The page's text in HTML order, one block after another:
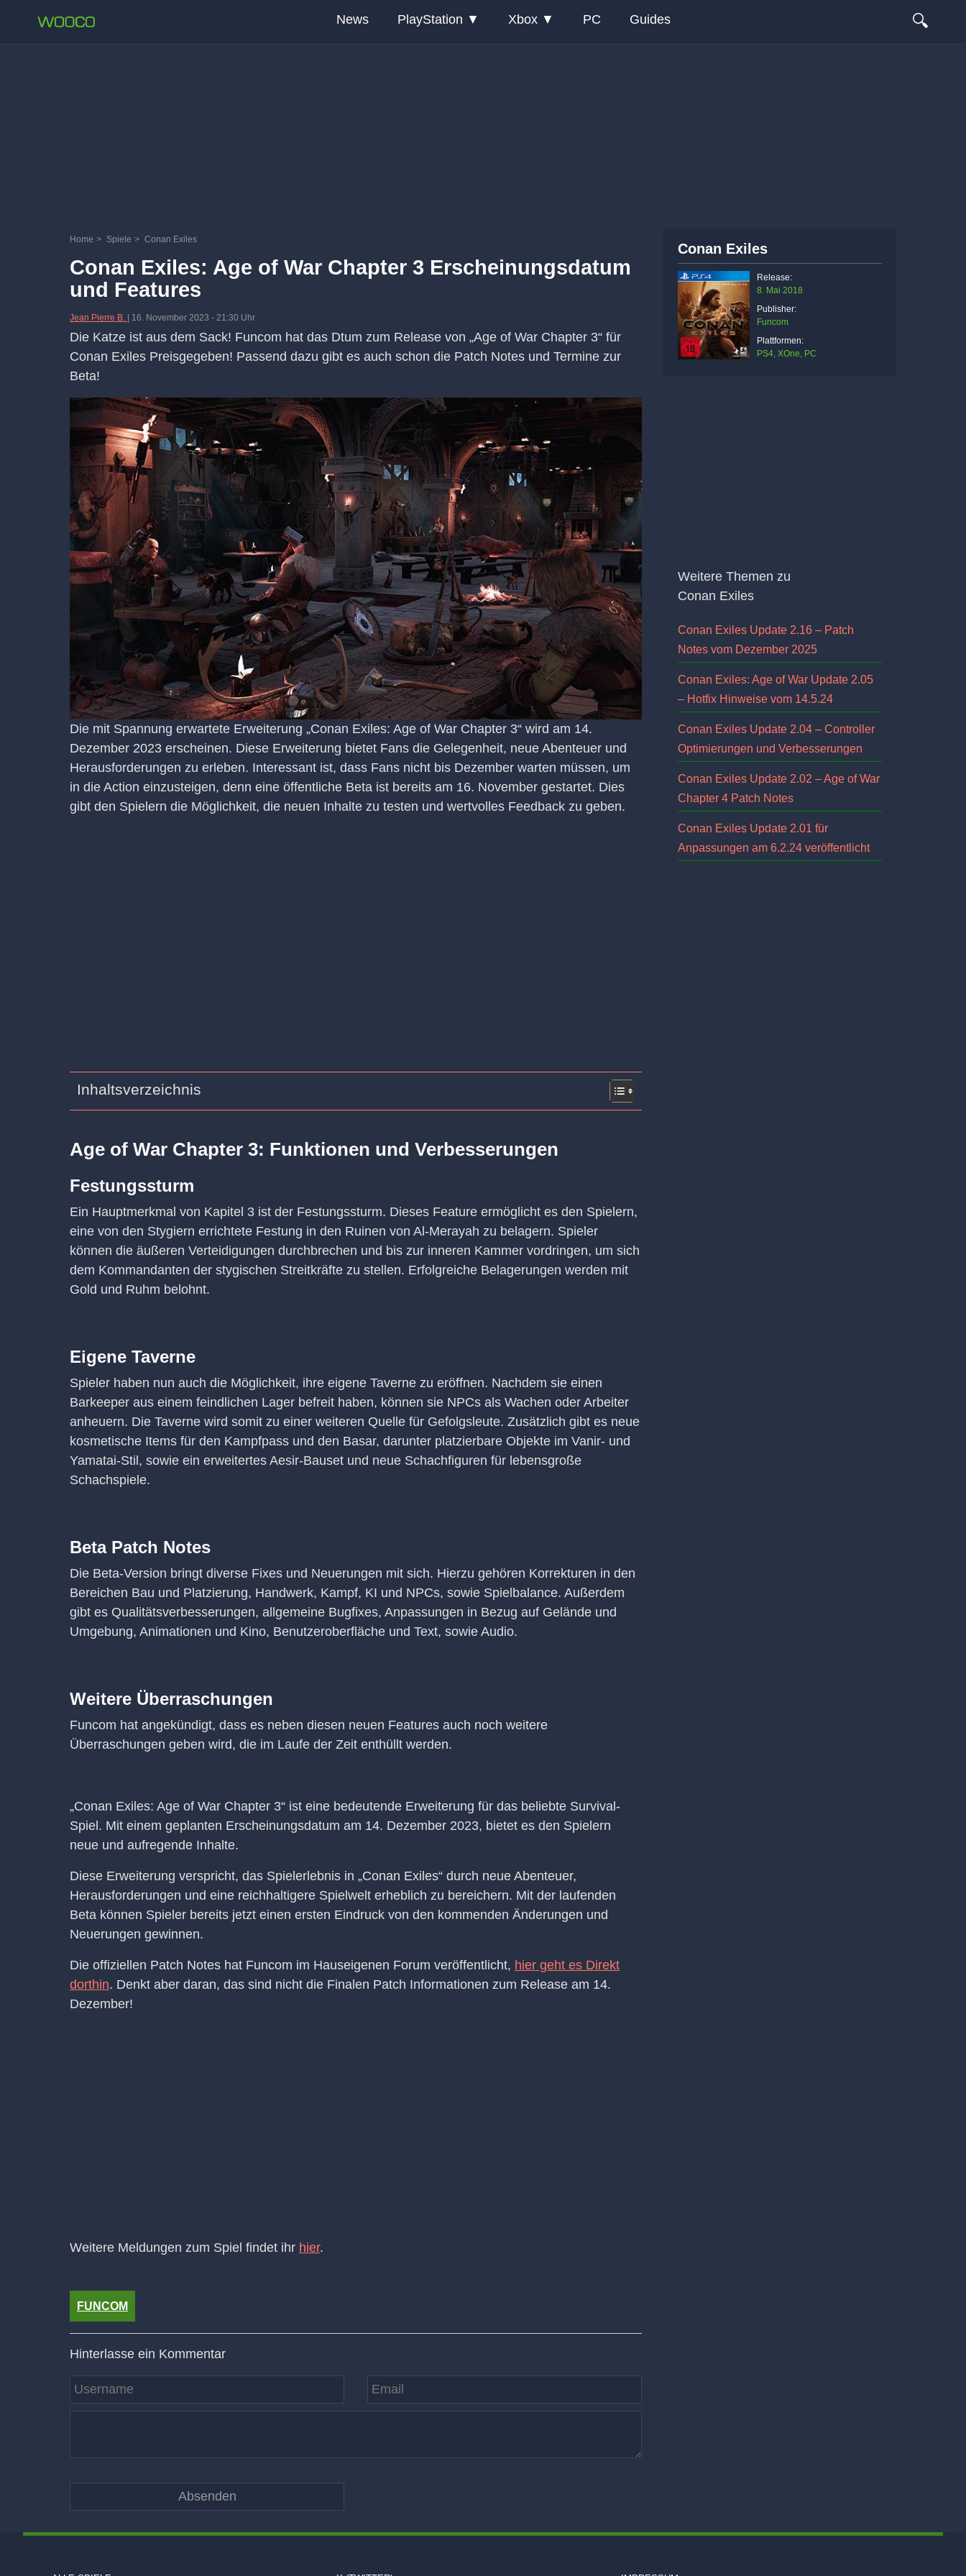
News PlayStation Xbox PC Guides 🔍
Home > Spiele > Conan Exiles
Conan Exiles: Age of War Chapter 3 Erscheinungsdatum
und Features
Jean Pierre B. 16. November 2023 - 21:30 Uhr
Die Katze ist aus dem Sack! Funcom hat das Dtum zum Release von „Age of War Chapter 3“ für
Conan Exiles Preisgegeben! Passend dazu gibt es auch schon die Patch Notes und Termine zur
Beta!
Die mit Spannung erwartete Erweiterung „Conan Exiles: Age of War Chapter 3“ wird am 14.
Dezember 2023 erscheinen. Diese Erweiterung bietet Fans die Gelegenheit, neue Abenteuer und
Herausforderungen zu erleben. Interessant ist, dass Fans nicht bis Dezember warten müssen, um
in die Action einzusteigen, denn eine öffentliche Beta ist bereits am 16. November gestartet. Dies
gibt den Spielern die Möglichkeit, die neuen Inhalte zu testen und wertvolles Feedback zu geben​.
Inhaltsverzeichnis
Age of War Chapter 3: Funktionen und Verbesserungen
Festungssturm
Ein Hauptmerkmal von Kapitel 3 ist der Festungssturm. Dieses Feature ermöglicht es den Spielern,
eine von den Stygiern errichtete Festung in den Ruinen von Al-Merayah zu belagern. Spieler
können die äußeren Verteidigungen durchbrechen und bis zur inneren Kammer vordringen, um sich
dem Kommandanten der stygischen Streitkräfte zu stellen. Erfolgreiche Belagerungen werden mit
Gold und Ruhm belohnt.
Eigene Taverne
Spieler haben nun auch die Möglichkeit, ihre eigene Taverne zu eröffnen. Nachdem sie einen
Barkeeper aus einem feindlichen Lager befreit haben, können sie NPCs als Wachen oder Arbeiter
anheuern. Die Taverne wird somit zu einer weiteren Quelle für Gefolgsleute. Zusätzlich gibt es neue
kosmetische Items für den Kampfpass und den Basar, darunter platzierbare Objekte im Vanir- und
Yamatai-Stil, sowie ein erweitertes Aesir-Bauset und neue Schachfiguren für lebensgroße
Schachspiele.
Beta Patch Notes
Die Beta-Version bringt diverse Fixes und Neuerungen mit sich. Hierzu gehören Korrekturen in den
Bereichen Bau und Platzierung, Handwerk, Kampf, KI und NPCs, sowie Spielbalance. Außerdem
gibt es Qualitätsverbesserungen, allgemeine Bugfixes, Anpassungen in Bezug auf Gelände und
Umgebung, Animationen und Kino, Benutzeroberfläche und Text, sowie Audio.
Weitere Überraschungen
Funcom hat angekündigt, dass es neben diesen neuen Features auch noch weitere
Überraschungen geben wird, die im Laufe der Zeit enthüllt werden.
„Conan Exiles: Age of War Chapter 3“ ist eine bedeutende Erweiterung für das beliebte Survival-
Spiel. Mit einem geplanten Erscheinungsdatum am 14. Dezember 2023, bietet es den Spielern
neue und aufregende Inhalte.
Diese Erweiterung verspricht, das Spielerlebnis in „Conan Exiles“ durch neue Abenteuer,
Herausforderungen und eine reichhaltigere Spielwelt erheblich zu bereichern. Mit der laufenden
Beta können Spieler bereits jetzt einen ersten Eindruck von den kommenden Änderungen und
Neuerungen gewinnen.
Die offiziellen Patch Notes hat Funcom im Hauseigenen Forum veröffentlicht, hier geht es Direkt
dorthin. Denkt aber daran, das sind nicht die Finalen Patch Informationen zum Release am 14.
Dezember!
Weitere Meldungen zum Spiel findet ihr hier.
FUNCOM
Hinterlasse ein Kommentar
Conan Exiles
Release:
8. Mai 2018
Publisher:
Funcom
Plattformen:
PS4, XOne, PC
Weitere Themen zu
Conan Exiles
Conan Exiles Update 2.16 – Patch
Notes vom Dezember 2025
Conan Exiles: Age of War Update 2.05
– Hotfix Hinweise vom 14.5.24
Conan Exiles Update 2.04 – Controller
Optimierungen und Verbesserungen
Conan Exiles Update 2.02 – Age of War
Chapter 4 Patch Notes
Conan Exiles Update 2.01 für
Anpassungen am 6.2.24 veröffentlicht